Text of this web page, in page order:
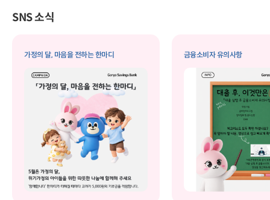
SNS 소식
가정의 달, 마음을 전하는 한마디 금융소비자 유의사항